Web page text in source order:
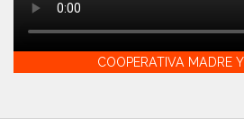
COOPERATIVA MADRE